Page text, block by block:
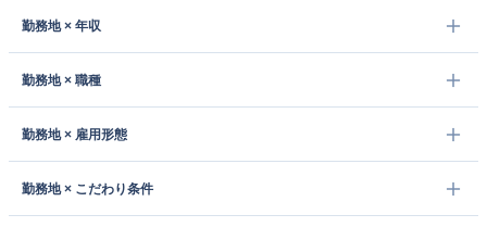
勤務地 × 年収
勤務地 × 職種
勤務地 × 雇用形態
勤務地 × こだわり条件